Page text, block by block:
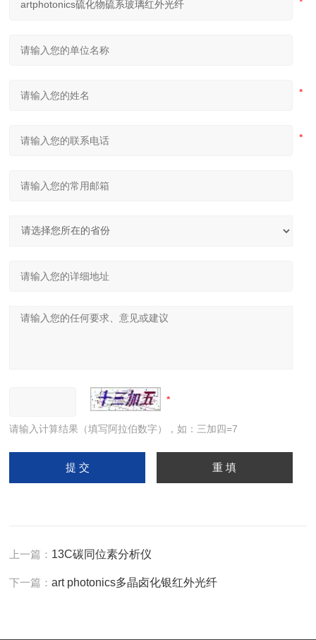
请输入计算结果（填写阿拉伯数字），如：三加四=7
上一篇： 13C碳同位素分析仪
下一篇：art photonics多晶卤化银红外光纤